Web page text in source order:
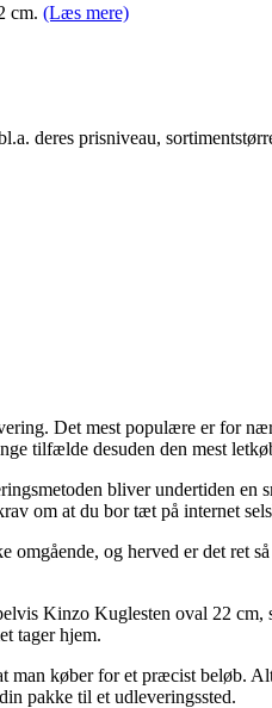
cm. (Læs mere)
deres prisniveau,
Det mest populære er for
tilfælde desuden den mest
bliver undertiden en
om at du bor tæt på internet
og herved er det ret
Kinzo Kuglesten oval 22
tager hjem.
køber for et præcist beløb.
pakke til et udleveringssted.